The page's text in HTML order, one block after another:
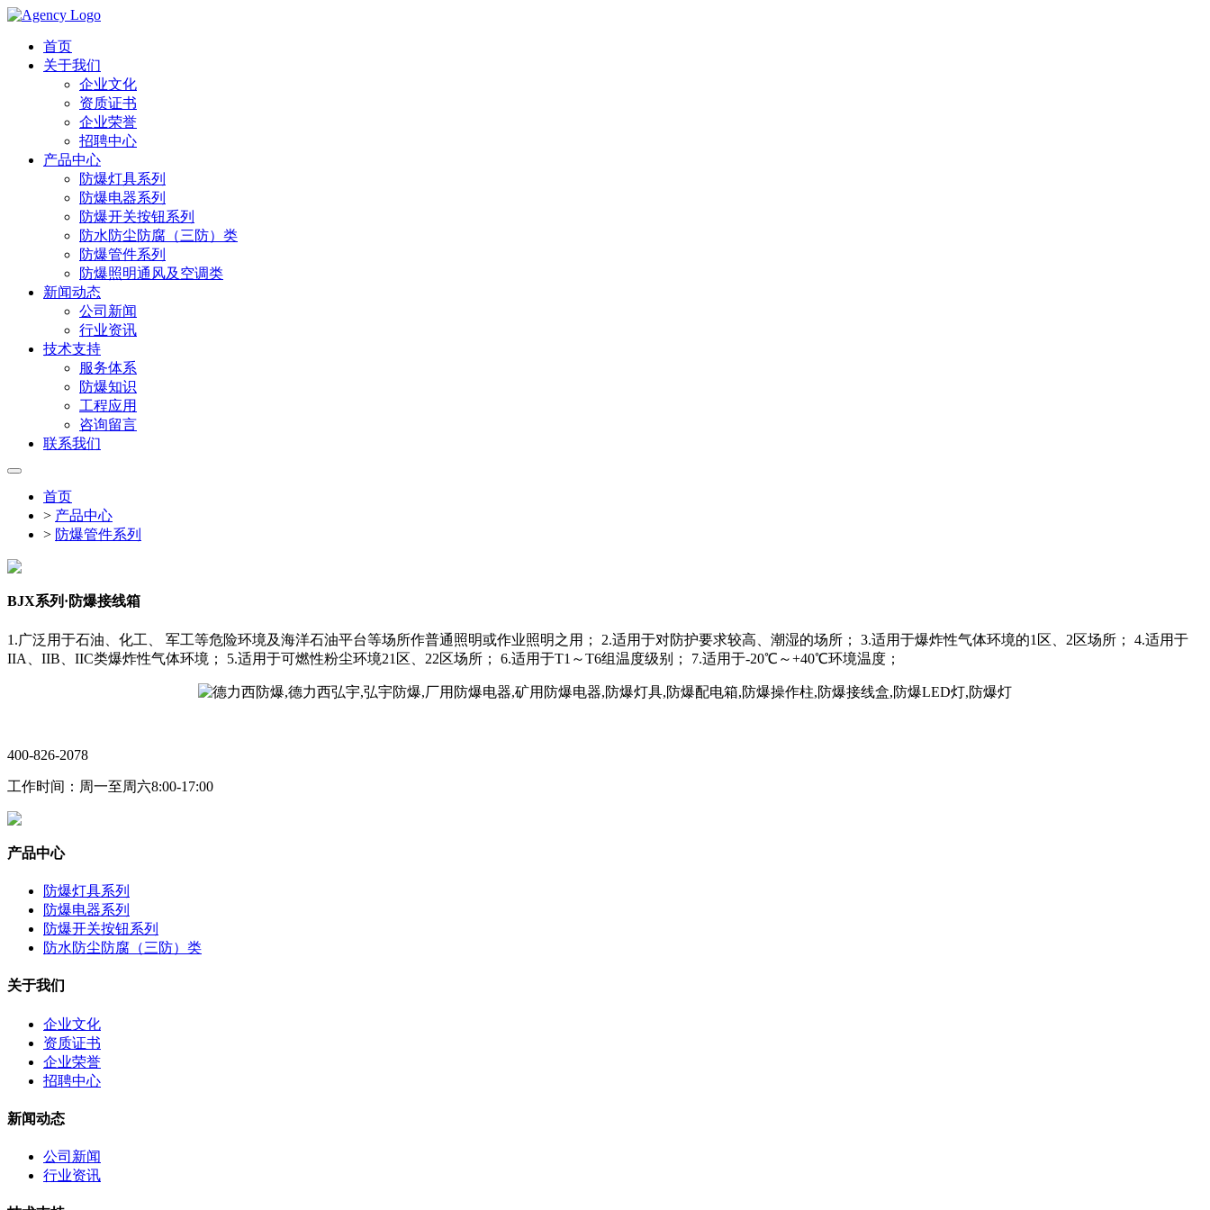
首页
关于我们
企业文化
资质证书
企业荣誉
招聘中心
产品中心
防爆灯具系列
防爆电器系列
防爆开关按钮系列
防水防尘防腐（三防）类
防爆管件系列
防爆照明通风及空调类
新闻动态
公司新闻
行业资讯
技术支持
服务体系
防爆知识
工程应用
咨询留言
联系我们
首页
> 产品中心
> 防爆管件系列
BJX系列·防爆接线箱
1.广泛用于石油、化工、 军工等危险环境及海洋石油平台等场所作普通照明或作业照明之用； 2.适用于对防护要求较高、潮湿的场所； 3.适用于爆炸性气体环境的1区、2区场所； 4.适用于
IIA、IIB、IIC类爆炸性气体环境； 5.适用于可燃性粉尘环境21区、22区场所； 6.适用于T1～T6组温度级别； 7.适用于-20℃～+40℃环境温度；
400-826-2078
工作时间：周一至周六8:00-17:00
产品中心
防爆灯具系列
防爆电器系列
防爆开关按钮系列
防水防尘防腐（三防）类
关于我们
企业文化
资质证书
企业荣誉
招聘中心
新闻动态
公司新闻
行业资讯